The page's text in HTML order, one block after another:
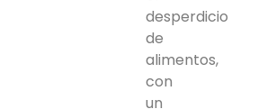
desperdicio
de
alimentos,
con
un